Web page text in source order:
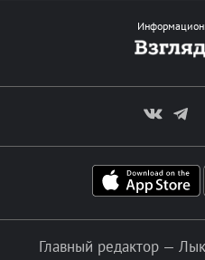
Главный редактор —